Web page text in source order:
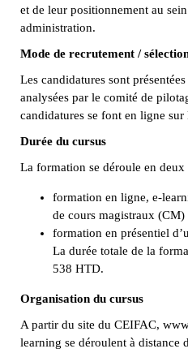
et de leur positionnement au
administration.
Mode de recrutement /
Les candidatures sont
analysées par le comité de
candidatures se font en ligne
Durée du cursus
La formation se déroule en deux
formation en ligne, e-
de cours magistraux (CM)
formation en présentiel
La durée totale de la
538 HTD.
Organisation du cursus
A partir du site du CEIFAC,
learning se déroulent à distance